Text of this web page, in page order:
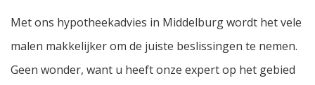
Met ons hypotheekadvies in Middelburg wordt het vele
malen makkelijker om de juiste beslissingen te nemen.
Geen wonder, want u heeft onze expert op het gebied